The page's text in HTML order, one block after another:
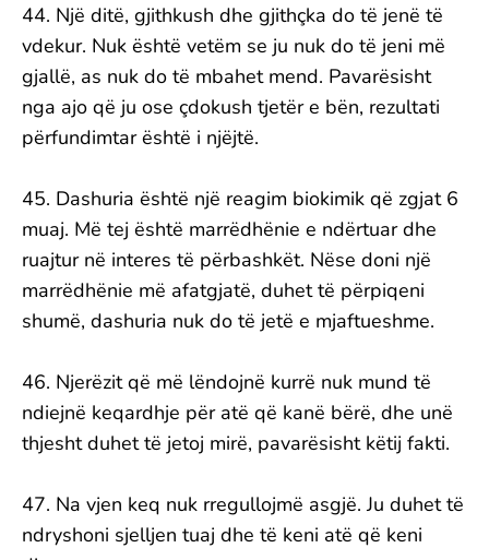
44. Një ditë, gjithkush dhe gjithçka do të jenë të
vdekur. Nuk është vetëm se ju nuk do të jeni më
gjallë, as nuk do të mbahet mend. Pavarësisht
nga ajo që ju ose çdokush tjetër e bën, rezultati
përfundimtar është i njëjtë.
45. Dashuria është një reagim biokimik që zgjat 6
muaj. Më tej është marrëdhënie e ndërtuar dhe
ruajtur në interes të përbashkët. Nëse doni një
marrëdhënie më afatgjatë, duhet të përpiqeni
shumë, dashuria nuk do të jetë e mjaftueshme.
46. Njerëzit që më lëndojnë kurrë nuk mund të
ndiejnë keqardhje për atë që kanë bërë, dhe unë
thjesht duhet të jetoj mirë, pavarësisht këtij fakti.
47. Na vjen keq nuk rregullojmë asgjë. Ju duhet të
ndryshoni sjelljen tuaj dhe të keni atë që keni